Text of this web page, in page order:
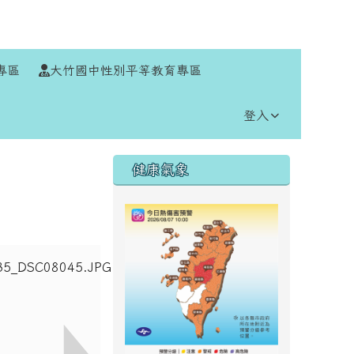
區 大竹國中性別平等教育專區
登入
右邊區域內容
健康氣象